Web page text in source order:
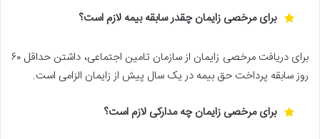
برای مرخصی زایمان چقدر سابقه بیمه لازم است؟
برای دریافت مرخصی زایمان از سازمان تامین اجتماعی، داشتن حداقل ۶۰
روز سابقه پرداخت حق بیمه در یک سال پیش از زایمان الزامی است.
برای مرخصی زایمان چه مدارکی لازم است؟